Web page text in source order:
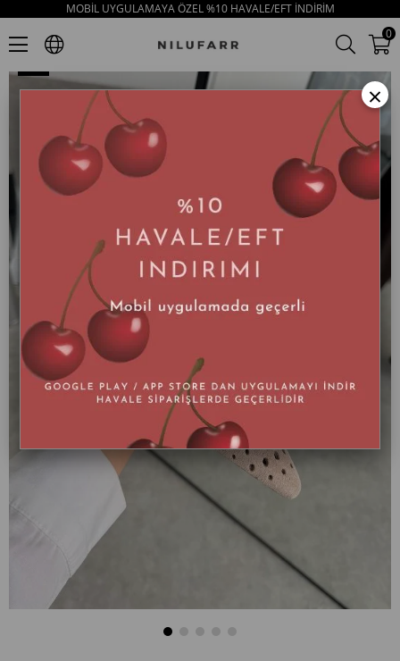
MOBİL UYGULAMAYA ÖZEL %10 HAVALE/EFT İNDİRİM
0
Marita Bej Süet Hakiki Deri Topuklu Ayakkabı
×